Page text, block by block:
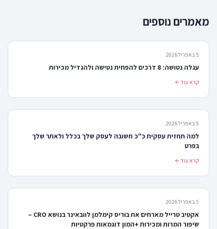
מאמרים נוספים
5 באפריל 2026
עגלה נטושה: 8 דרכים להפחית נטישה ולהגדיל מכירות
קרא עוד
5 באפריל 2026
למה תחזית עסקית כ"כ חשובה לעסק שלך בכלל ולאתר שלך
בפרט
קרא עוד
5 באפריל 2026
אקטיב טרייל מארחים את בוריס קימלמן לוובאינר בנושא CRO –
שיפור המרות ומכירות +המון דוגמאות פרקטיות